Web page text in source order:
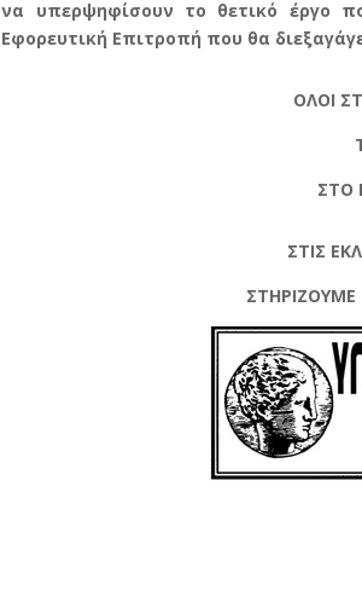
να υπερψηφίσουν το θετικό έργο
Εφορευτική Επιτροπή που θα
ΟΛΟΙ
ΣΤΟ
ΣΤΙΣ